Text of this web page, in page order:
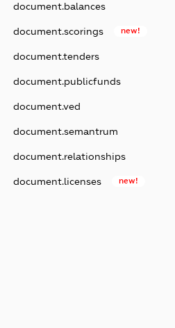
document.balances
document.scorings new!
document.tenders
document.publicfunds
document.ved
document.semantrum
document.relationships
document.licenses new!